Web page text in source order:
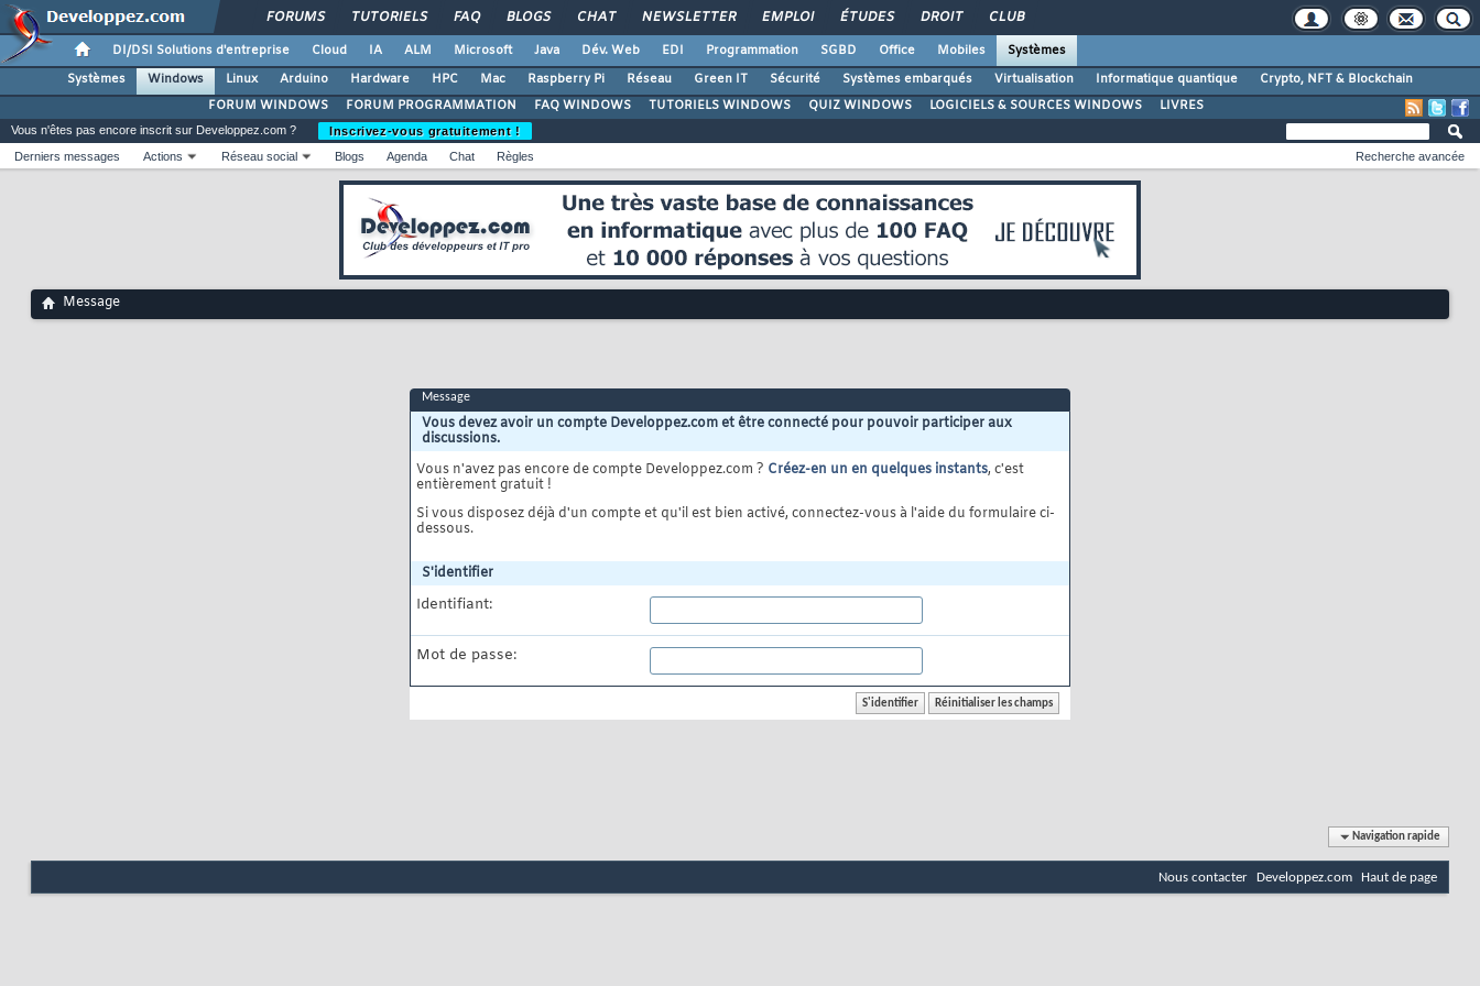
FORUMS TUTORIELS FAQ BLOGS CHAT NEWSLETTER EMPLOI ÉTUDES DROIT CLUB
DI/DSI Solutions d'entreprise Cloud IA ALM Microsoft Java Dév. Web EDI Programmation SGBD Office Mobiles
Systèmes
Systèmes
Windows Linux Arduino Hardware HPC Mac Raspberry Pi Réseau Green IT Sécurité Systèmes embarqués Virtualisation Informatique quantique
Crypto, NFT & Blockchain
FORUM WINDOWS
FORUM PROGRAMMATION FAQ WINDOWS TUTORIELS WINDOWS QUIZ WINDOWS LOGICIELS & SOURCES WINDOWS LIVRES
Vous n'êtes pas encore inscrit sur Developpez.com ?
Inscrivez-vous gratuitement !
Derniers messages
Actions Réseau social Blogs Agenda Chat Règles Recherche avancée
Message
Message
Vous devez avoir un compte Developpez.com et être connecté pour pouvoir participer aux
discussions.
Vous n'avez pas encore de compte Developpez.com ? Créez-en un en quelques instants, c'est
entièrement gratuit !
Si vous disposez déjà d'un compte et qu'il est bien activé, connectez-vous à l'aide du formulaire ci-
dessous.
S'identifier
Identifiant:
Mot de passe:
Navigation rapide
Nous contacter Developpez.com Haut de page